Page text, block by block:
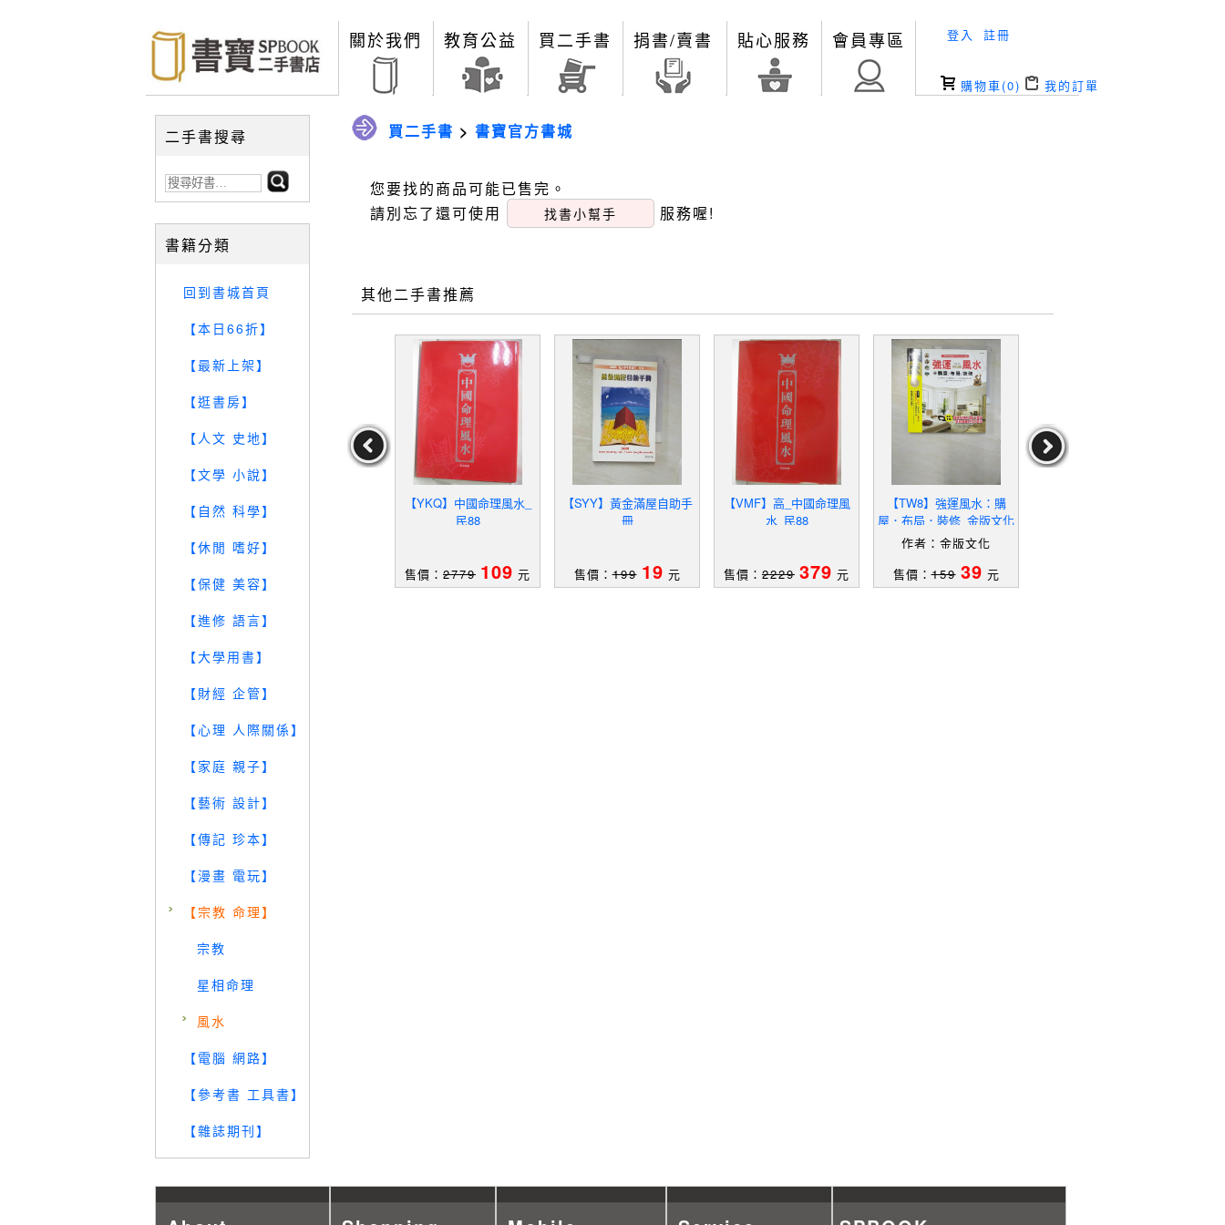
關於我們 教育公益 買二手書 捐書/賣書 貼心服務 會員專區 登入 註冊
購物車(0) 我的訂單
二手書搜尋
書籍分類
回到書城首頁
【本日66折】
【最新上架】
【逛書房】
【人文 史地】
【文學 小說】
【自然 科學】
【休閒 嗜好】
【保健 美容】
【進修 語言】
【大學用書】
【財經 企管】
【心理 人際關係】
【家庭 親子】
【藝術 設計】
【傳記 珍本】
【漫畫 電玩】
【宗教 命理】
宗教
星相命理
風水
【電腦 網路】
【參考書 工具書】
【雜誌期刊】
買二手書 > 書寶官方書城
您要找的商品可能已售完。
請別忘了還可使用
找書小幫手 服務喔!
其他二手書推薦
【SD2】陽宅開運自己來_
元
【Z3I】風水有關係之好風
水不求人_緯來綜合台
作者：緯來綜合台
【YKQ】中國命理風水_
民88
售價： 2779 109 元
【SYY】黃金滿屋自助手
冊
售價：199 19 元
【VMF】高_中國命理風
水_民88
售價： 2229 379 元
【TW8】強運風水：購
屋．布局．裝修_金版文化
作者：金版文化
售價：159 39 元